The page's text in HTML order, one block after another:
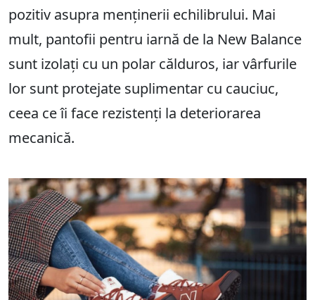
pozitiv asupra menținerii echilibrului. Mai
mult, pantofii pentru iarnă de la New Balance
sunt izolați cu un polar călduros, iar vârfurile
lor sunt protejate suplimentar cu cauciuc,
ceea ce îi face rezistenți la deteriorarea
mecanică.